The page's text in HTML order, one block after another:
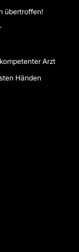
übertroffen!
Arzt
Händen